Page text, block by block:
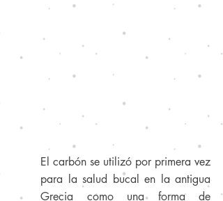
El carbón se utilizó por primera vez
para la salud bucal en la antigua
Grecia como una forma de